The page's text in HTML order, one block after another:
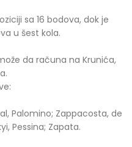
sa 16 bodova, dok je
u šest kola.
da računa na Krunića,
Palomino; Zappacosta, de
Pessina; Zapata.